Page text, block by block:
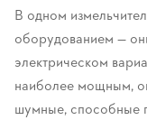
В одном
оборудованием —
электрическом
наиболее мощным,
шумные, способные